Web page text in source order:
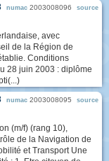
numac 2003008096 source
avec
de la Région de
Conditions
28 juin 2003 : diplôme
numac 2003008095 source
(m/f) (rang 10),
de la Navigation de
et Transport Une